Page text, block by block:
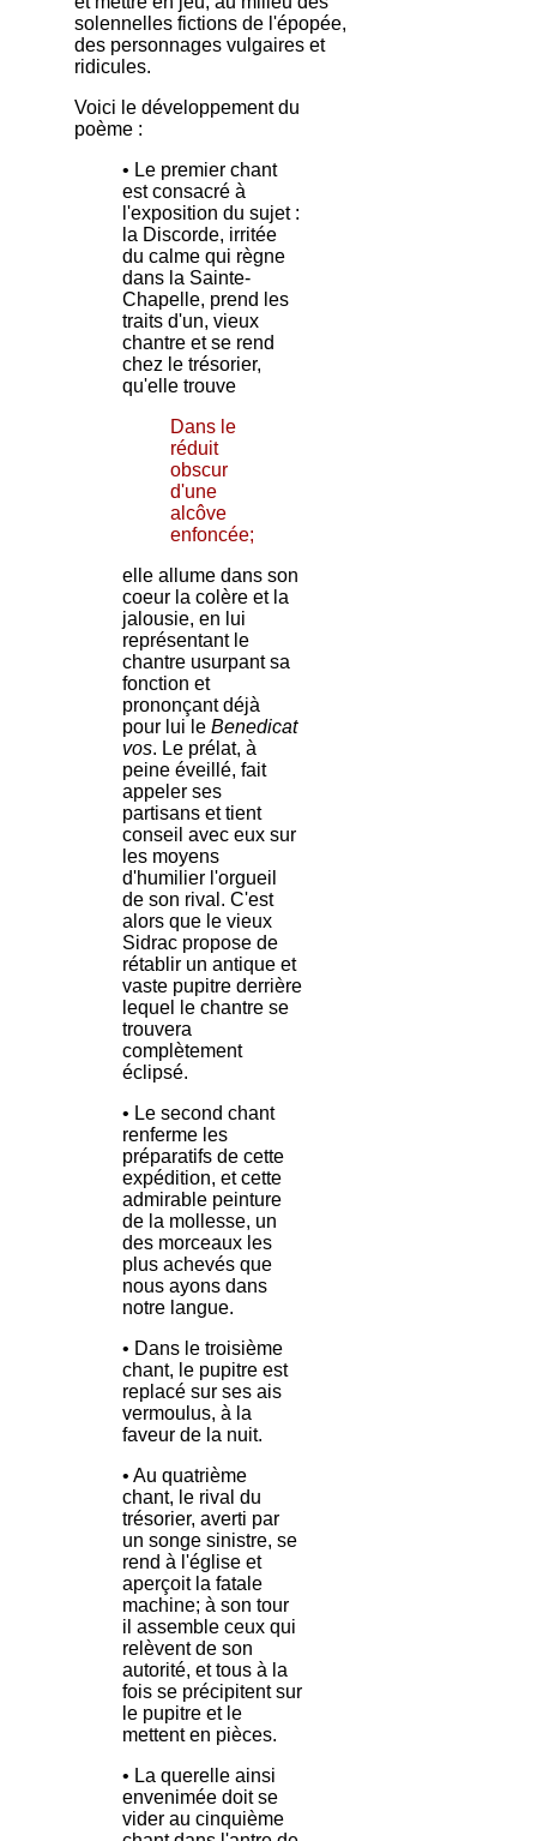
solennelles fictions de l'épopée,
des personnages vulgaires et
ridicules.
Voici le développement du
poème :
• Le premier chant
est consacré à
l'exposition du sujet :
la Discorde, irritée
du calme qui règne
dans la Sainte-
Chapelle, prend les
traits d'un, vieux
chantre et se rend
chez le trésorier,
qu'elle trouve
Dans le
réduit
obscur
d'une
alcôve
enfoncée;
elle allume dans son
coeur la colère et la
jalousie, en lui
représentant le
chantre usurpant sa
fonction et
prononçant déjà
pour lui le Benedicat
vos. Le prélat, à
peine éveillé, fait
appeler ses
partisans et tient
conseil avec eux sur
les moyens
d'humilier l'orgueil
de son rival. C'est
alors que le vieux
Sidrac propose de
rétablir un antique et
vaste pupitre derrière
lequel le chantre se
trouvera
complètement
éclipsé.
• Le second chant
renferme les
préparatifs de cette
expédition, et cette
admirable peinture
de la mollesse, un
des morceaux les
plus achevés que
nous ayons dans
notre langue.
• Dans le troisième
chant, le pupitre est
replacé sur ses ais
vermoulus, à la
faveur de la nuit.
• Au quatrième
chant, le rival du
trésorier, averti par
un songe sinistre, se
rend à l'église et
aperçoit la fatale
machine; à son tour
il assemble ceux qui
relèvent de son
autorité, et tous à la
fois se précipitent sur
le pupitre et le
mettent en pièces.
• La querelle ainsi
envenimée doit se
vider au cinquième